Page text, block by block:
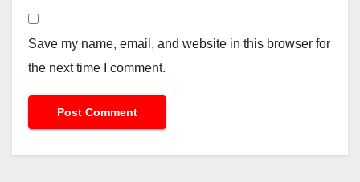
Save my name, email, and website in this browser for
the next time I comment.